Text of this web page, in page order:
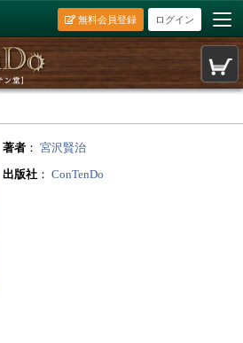
ログイン
無料会員登録
著者 ： 宮沢賢治
出版社 ： ConTenDo